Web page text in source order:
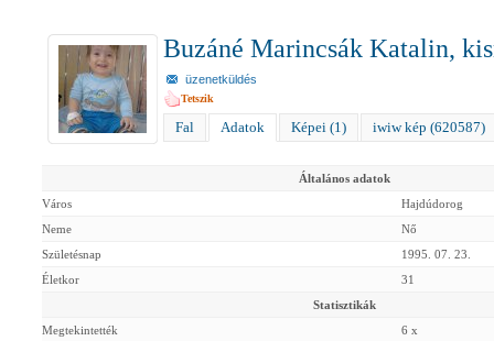
Buzáné Marincsák Katalin,
üzenetküldés
Tetszik
Fal Adatok Képei (1) iwiw kép (620587)
Általános adatok
Város
Hajdúdorog
Neme
Nő
Születésnap
1995. 07. 23.
Életkor
31
Statisztikák
Megtekintették
6 x